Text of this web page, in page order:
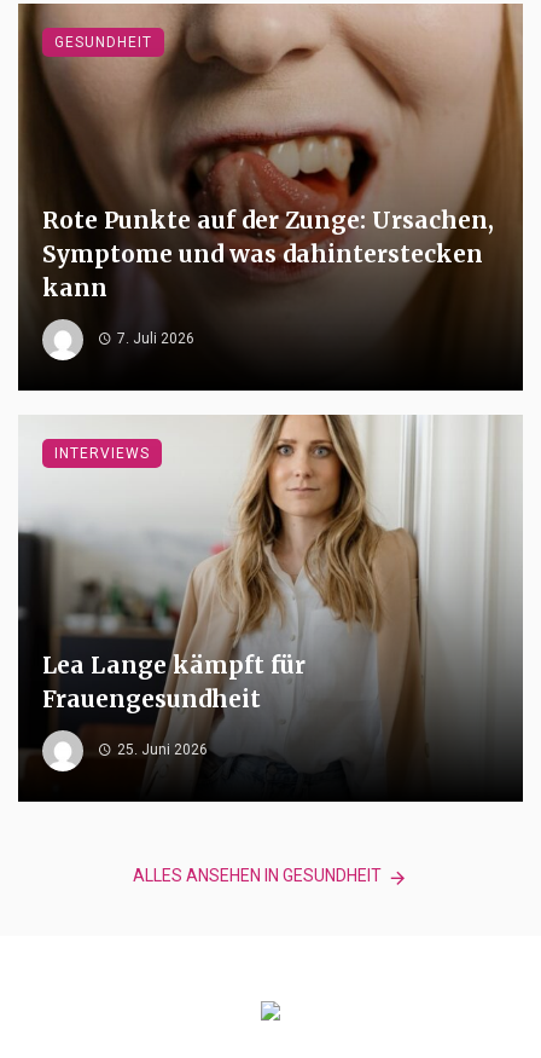
Rote Punkte auf der Zunge: Ursachen,
Symptome und was dahinterstecken
kann
7. Juli 2026
GESUNDHEIT
Lea Lange kämpft für
Frauengesundheit
25. Juni 2026
INTERVIEWS
ALLES ANSEHEN IN GESUNDHEIT